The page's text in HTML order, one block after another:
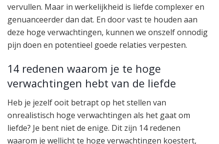
vervullen. Maar in werkelijkheid is liefde complexer en
genuanceerder dan dat. En door vast te houden aan
deze hoge verwachtingen, kunnen we onszelf onnodig
pijn doen en potentieel goede relaties verpesten.
14 redenen waarom je te hoge
verwachtingen hebt van de liefde
Heb je jezelf ooit betrapt op het stellen van
onrealistisch hoge verwachtingen als het gaat om
liefde? Je bent niet de enige. Dit zijn 14 redenen
waarom je wellicht te hoge verwachtingen koestert,